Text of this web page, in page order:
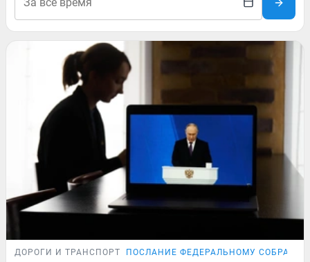
ДОРОГИ И ТРАНСПОРТ ПОСЛАНИЕ ФЕДЕРАЛЬНОМУ